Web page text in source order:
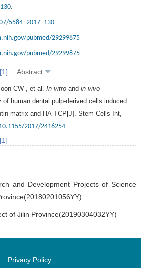
5584_2017_130
pubmed/29299875
pubmed/29299875
Abstract
CW , et al. In vitro and in vivo
of human dental pulp-derived cells induced
matrix and HA-TCP[J]. Stem Cells Int
10.1155/2017/2416254
and Development Projects of Science
of Jilin Province(20190304032YY)
Privacy Policy